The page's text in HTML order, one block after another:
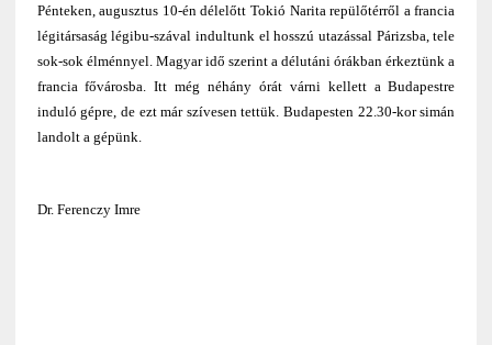
Pénteken, augusztus 10-én délelőtt Tokió Narita repülőtérről a francia
légitársaság légibu-szával indultunk el hosszú utazással Párizsba, tele
sok-sok élménnyel. Magyar idő szerint a délutáni órákban érkeztünk a
francia fővárosba. Itt még néhány órát várni kellett a Budapestre
induló gépre, de ezt már szívesen tettük. Budapesten 22.30-kor simán
landolt a gépünk.
Dr. Ferenczy Imre